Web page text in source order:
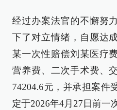
经过办案法官的不懈努
下了对立情绪，自愿达
某一次性赔偿刘某医疗
营养费、二次手术费、
74204.6元，并承担案件
定于2026年4月27日前一